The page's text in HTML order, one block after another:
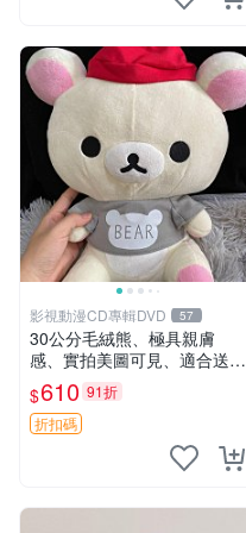
影視動漫CD專輯DVD 57
30公分毛絨熊、極具親膚
感、實拍美圖可見、適合送禮
收藏 毛絨熊 送禮 熊抱
$610 91折
折扣碼